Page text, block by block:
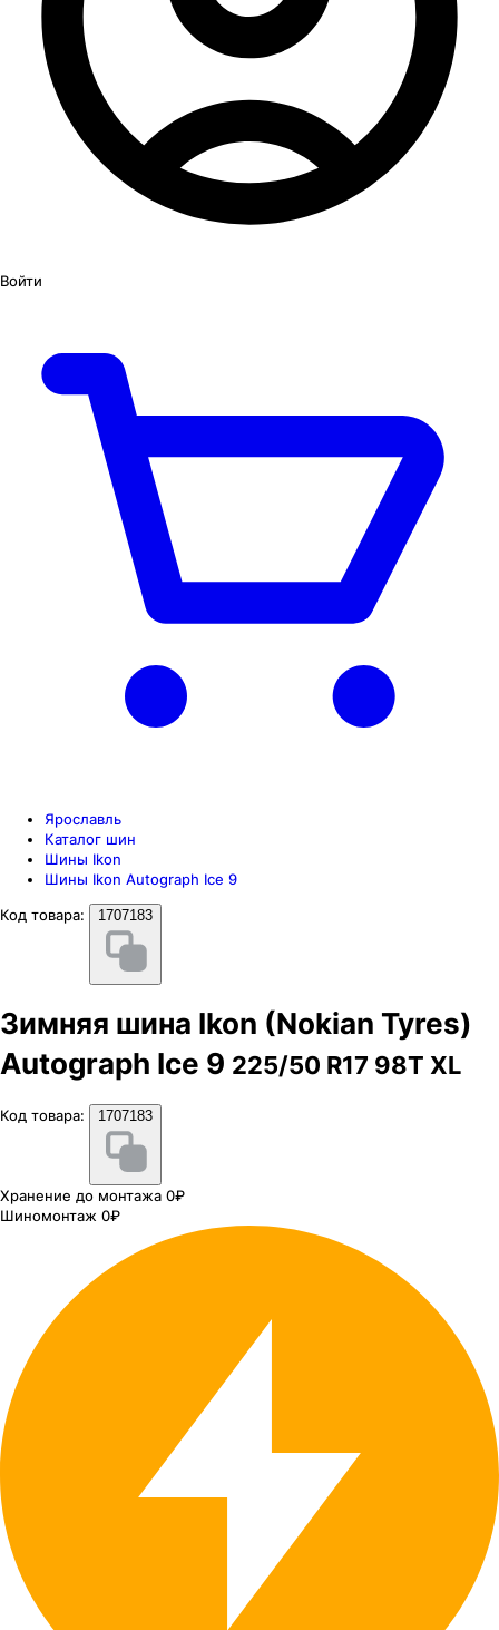
Войти
Ярославль
Каталог шин
Шины Ikon
Шины Ikon Autograph Ice 9
Код товара:
1707183
Зимняя шина Ikon (Nokian Tyres)
Autograph Ice 9 225/50 R17 98T XL
Код товара: 1707183
Хранение до монтажа 0₽
Шиномонтаж 0₽